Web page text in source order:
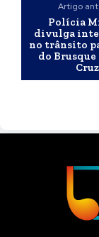
Artigo
Polícia
divulga
no trânsito
do Brusque
Cruz